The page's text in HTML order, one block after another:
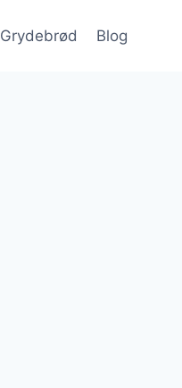
Grydebrød Blog